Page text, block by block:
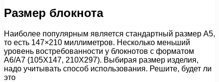
Размер блокнота
Наиболее популярным является стандартный размер А5,
то есть 147×210 миллиметров. Несколько меньший
уровень востребованности у блокнотов с форматом
А6/A7 (105X147, 210X297). Выбирая размер изделия,
надо учитывать способ использования. Решите, будет ли
это